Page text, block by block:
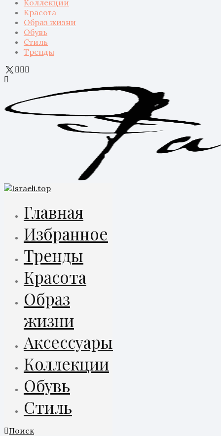
Коллекции
Красота
Образ жизни
Обувь
Стиль
Тренды
Главная
Избранное
Тренды
Красота
Образ
жизни
Аксессуары
Коллекции
Обувь
Стиль
Поиск